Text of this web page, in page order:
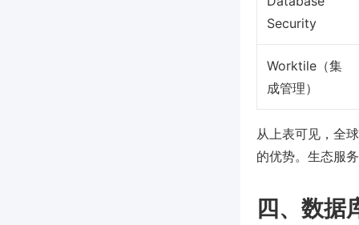
Security
Worktile（集
成管理）
从上表可见，全
的优势。生态服
四、数据